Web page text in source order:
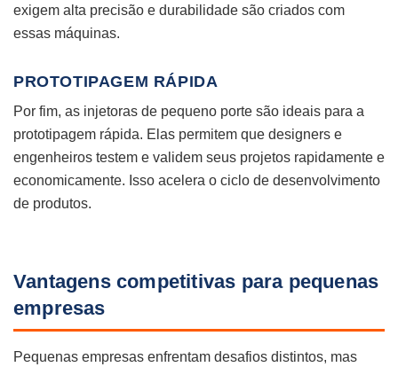
exigem alta precisão e durabilidade são criados com
essas máquinas.
PROTOTIPAGEM RÁPIDA
Por fim, as injetoras de pequeno porte são ideais para a
prototipagem rápida. Elas permitem que designers e
engenheiros testem e validem seus projetos rapidamente e
economicamente. Isso acelera o ciclo de desenvolvimento
de produtos.
Vantagens competitivas para pequenas
empresas
Pequenas empresas enfrentam desafios distintos, mas